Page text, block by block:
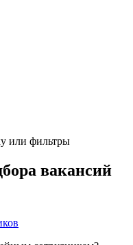
или фильтры
вакансий